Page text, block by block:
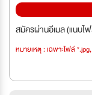
สมัครผ่านอีเมล (แนบไ
หมายเหตุ : เฉพาะไฟล์